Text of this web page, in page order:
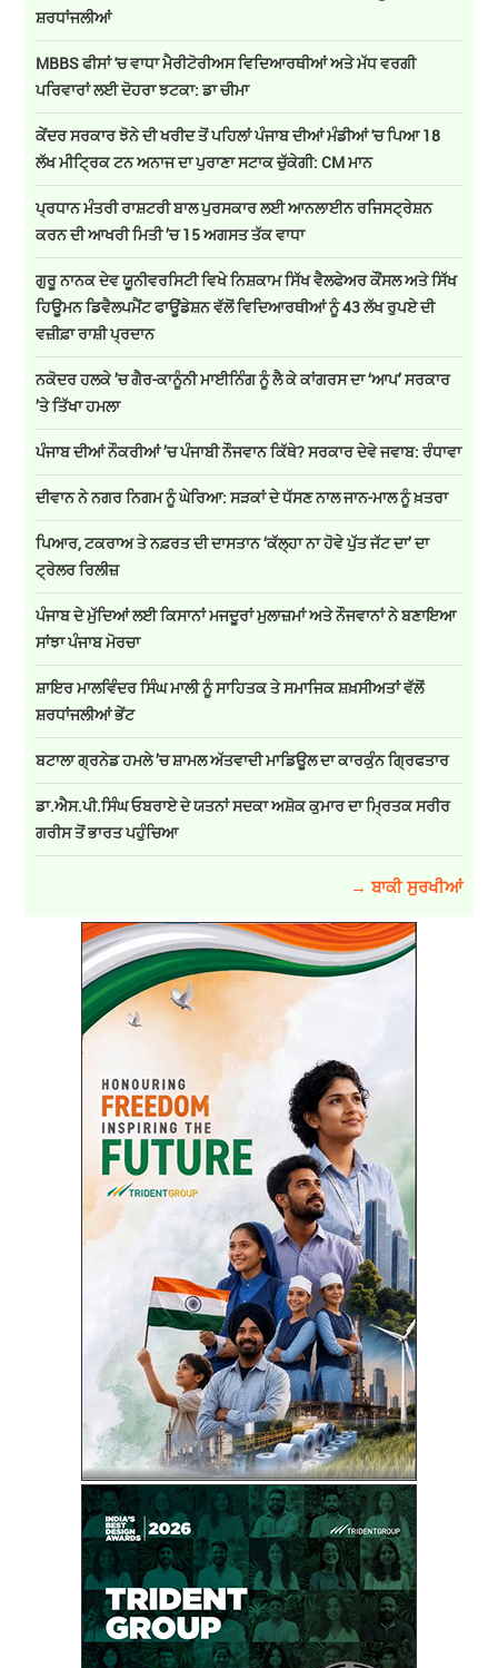
ਸ਼ਰਧਾਂਜਲੀਆਂ
MBBS ਫੀਸਾਂ 'ਚ ਵਾਧਾ ਮੈਰੀਟੋਰੀਅਸ ਵਿਦਿਆਰਥੀਆਂ ਅਤੇ ਮੱਧ ਵਰਗੀ
ਪਰਿਵਾਰਾਂ ਲਈ ਦੋਹਰਾ ਝਟਕਾ: ਡਾ ਚੀਮਾ
ਕੇਂਦਰ ਸਰਕਾਰ ਝੋਨੇ ਦੀ ਖਰੀਦ ਤੋਂ ਪਹਿਲਾਂ ਪੰਜਾਬ ਦੀਆਂ ਮੰਡੀਆਂ 'ਚ ਪਿਆ 18
ਲੱਖ ਮੀਟ੍ਰਿਕ ਟਨ ਅਨਾਜ ਦਾ ਪੁਰਾਣਾ ਸਟਾਕ ਚੁੱਕੇਗੀ: CM ਮਾਨ
ਪ੍ਰਧਾਨ ਮੰਤਰੀ ਰਾਸ਼ਟਰੀ ਬਾਲ ਪੁਰਸਕਾਰ ਲਈ ਆਨਲਾਈਨ ਰਜਿਸਟ੍ਰੇਸ਼ਨ
ਕਰਨ ਦੀ ਆਖਰੀ ਮਿਤੀ ’ਚ 15 ਅਗਸਤ ਤੱਕ ਵਾਧਾ
ਗੁਰੂ ਨਾਨਕ ਦੇਵ ਯੂਨੀਵਰਸਿਟੀ ਵਿਖੇ ਨਿਸ਼ਕਾਮ ਸਿੱਖ ਵੈਲਫੇਅਰ ਕੌਂਸਲ ਅਤੇ ਸਿੱਖ
ਹਿਊਮਨ ਡਿਵੈਲਪਮੈਂਟ ਫਾਊਂਡੇਸ਼ਨ ਵੱਲੋਂ ਵਿਦਿਆਰਥੀਆਂ ਨੂੰ 43 ਲੱਖ ਰੁਪਏ ਦੀ
ਵਜ਼ੀਫ਼ਾ ਰਾਸ਼ੀ ਪ੍ਰਦਾਨ
ਨਕੋਦਰ ਹਲਕੇ ’ਚ ਗੈਰ-ਕਾਨੂੰਨੀ ਮਾਈਨਿੰਗ ਨੂੰ ਲੈ ਕੇ ਕਾਂਗਰਸ ਦਾ ‘ਆਪ’ ਸਰਕਾਰ
’ਤੇ ਤਿੱਖਾ ਹਮਲਾ
ਪੰਜਾਬ ਦੀਆਂ ਨੌਕਰੀਆਂ ’ਚ ਪੰਜਾਬੀ ਨੌਜਵਾਨ ਕਿੱਥੇ? ਸਰਕਾਰ ਦੇਵੇ ਜਵਾਬ: ਰੰਧਾਵਾ
ਦੀਵਾਨ ਨੇ ਨਗਰ ਨਿਗਮ ਨੂੰ ਘੇਰਿਆ: ਸੜਕਾਂ ਦੇ ਧੱਸਣ ਨਾਲ ਜਾਨ-ਮਾਲ ਨੂੰ ਖ਼ਤਰਾ
ਪਿਆਰ, ਟਕਰਾਅ ਤੇ ਨਫ਼ਰਤ ਦੀ ਦਾਸਤਾਨ ‘ਕੱਲ੍ਹਾ ਨਾ ਹੋਵੇ ਪੁੱਤ ਜੱਟ ਦਾ’ ਦਾ
ਟ੍ਰੇਲਰ ਰਿਲੀਜ਼
ਪੰਜਾਬ ਦੇ ਮੁੱਦਿਆਂ ਲਈ ਕਿਸਾਨਾਂ ਮਜਦੂਰਾਂ ਮੁਲਾਜ਼ਮਾਂ ਅਤੇ ਨੌਜਵਾਨਾਂ ਨੇ ਬਣਾਇਆ
ਸਾਂਝਾ ਪੰਜਾਬ ਮੋਰਚਾ
ਸ਼ਾਇਰ ਮਾਲਵਿੰਦਰ ਸਿੰਘ ਮਾਲੀ ਨੂੰ ਸਾਹਿਤਕ ਤੇ ਸਮਾਜਿਕ ਸ਼ਖ਼ਸੀਅਤਾਂ ਵੱਲੋਂ
ਸ਼ਰਧਾਂਜਲੀਆਂ ਭੇਂਟ
ਬਟਾਲਾ ਗ੍ਰਨੇਡ ਹਮਲੇ ’ਚ ਸ਼ਾਮਲ ਅੱਤਵਾਦੀ ਮਾਡਿਊਲ ਦਾ ਕਾਰਕੁੰਨ ਗ੍ਰਿਫਤਾਰ
ਡਾ.ਐਸ.ਪੀ.ਸਿੰਘ ਓਬਰਾਏ ਦੇ ਯਤਨਾਂ ਸਦਕਾ ਅਸ਼ੋਕ ਕੁਮਾਰ ਦਾ ਮ੍ਰਿਤਕ ਸਰੀਰ
ਗਰੀਸ ਤੋਂ ਭਾਰਤ ਪਹੁੰਚਿਆ
→ ਬਾਕੀ ਸੁਰਖੀਆਂ